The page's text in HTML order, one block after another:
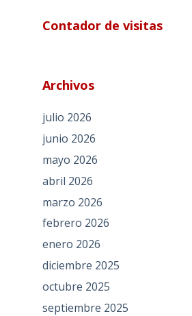
Contador de visitas
Archivos
julio 2026
junio 2026
mayo 2026
abril 2026
marzo 2026
febrero 2026
enero 2026
diciembre 2025
octubre 2025
septiembre 2025